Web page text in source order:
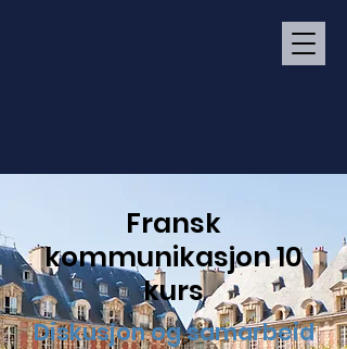
Fransk
kommunikasjon 10
kurs
Diskusjon og samarbeid